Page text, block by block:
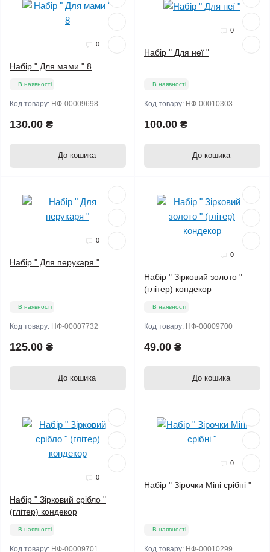
0
Набір " Для мами " 8
В наявності
Код товару: НФ-00009698
130.00 ₴
До кошика
0
Набір " Для неї "
В наявності
Код товару: НФ-00010303
100.00 ₴
До кошика
0
Набір " Для перукаря "
В наявності
Код товару: НФ-00007732
125.00 ₴
До кошика
0
Набір " Зірковий золото "
(глітер) кондекор
В наявності
Код товару: НФ-00009700
49.00 ₴
До кошика
0
Набір " Зірковий срібло "
(глітер) кондекор
В наявності
Код товару: НФ-00009701
0
Набір " Зірочки Міні срібні "
В наявності
Код товару: НФ-00010299